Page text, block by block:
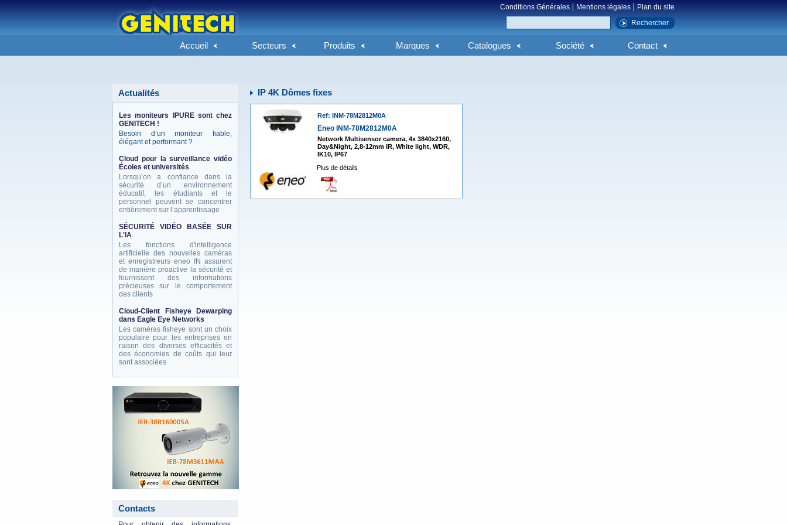
Conditions Générales Mentions légales Plan du site
Accueil Secteurs Produits Marques Catalogues Société Contact
Actualités
Les moniteurs IPURE sont chez
GENITECH !
Besoin d’un moniteur fiable,
élégant et performant ?
Cloud pour la surveillance vidéo
Écoles et universités
Lorsqu’on a confiance dans la
sécurité d’un environnement
éducatif, les étudiants et le
personnel peuvent se concentrer
entièrement sur l’apprentissage
SÉCURITÉ VIDÉO BASÉE SUR
L'IA
Les fonctions d'intelligence
artificielle des nouvelles caméras
et enregistreurs eneo IN assurent
de manière proactive la sécurité et
fournissent des informations
précieuses sur le comportement
des clients
Cloud-Client Fisheye Dewarping
dans Eagle Eye Networks
Les caméras fisheye sont un choix
populaire pour les entreprises en
raison des diverses efficacités et
des économies de coûts qui leur
sont associées
Contacts
IP 4K Dômes fixes
Ref: INM-78M2812M0A
Eneo INM-78M2812M0A
Network Multisensor camera, 4x 3840x2160,
Day&Night, 2,8-12mm IR, White light, WDR,
IK10, IP67
Plus de détails